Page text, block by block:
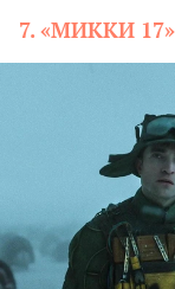
7. «МИККИ